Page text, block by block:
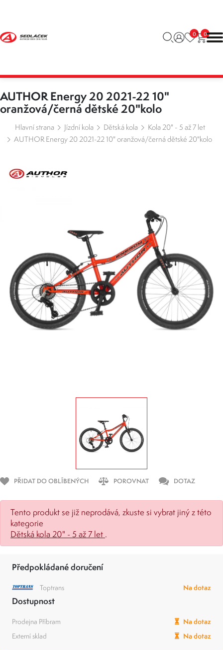
0 0
AUTHOR Energy 20 2021-22 10"
oranžová/černá dětské 20"kolo
Hlavní strana Jízdní kola Dětská kola
Kola 20" - 5 až 7 let
AUTHOR Energy 20 2021-22 10" oranžová/černá dětské 20"kolo
PŘIDAT DO OBLÍBENÝCH POROVNAT DOTAZ
Tento produkt se již neprodává, zkuste si vybrat jiný z této
kategorie
Dětská kola 20" - 5 až 7 let .
Předpokládané doručení
Toptrans Na dotaz
Dostupnost
Prodejna Příbram
Na dotaz
Externí sklad
Na dotaz